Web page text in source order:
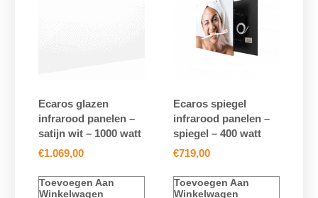
Ecaros glazen
infrarood panelen –
satijn wit – 1000 watt
€1.069,00
Toevoegen Aan
Winkelwagen
Ecaros spiegel
infrarood panelen –
spiegel – 400 watt
€719,00
Toevoegen Aan
Winkelwagen